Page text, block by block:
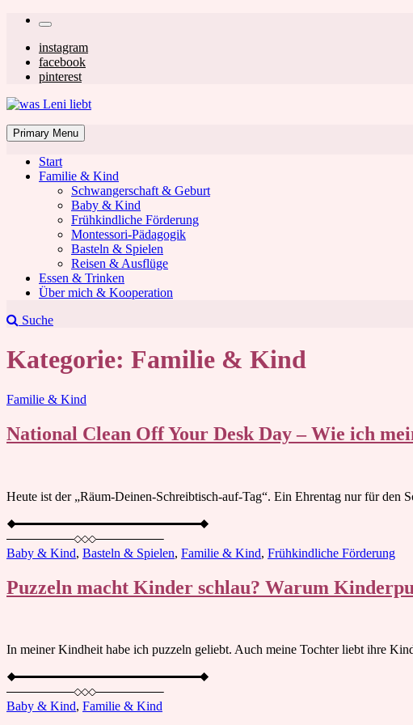
Skip
content
Secondary
left
navigation
Secondary
right
navigation
instagram
facebook
pinterest
was Leni liebt
Mom & Lifestyle Blog
Primary Menu
Start
Familie & Kind
Schwangerschaft & Geburt
Baby & Kind
Frühkindliche Förderung
Montessori-Pädagogik
Basteln & Spielen
Reisen & Ausflüge
Essen & Trinken
Über mich & Kooperation
Suche
Kategorie: Familie & Kind
Blog
Familie & Kind
National Clean Off Your Desk Day – Wie ich
Heute ist der „Räum-Deinen-Schreibtisch-auf-Tag“. Ein Ehrentag nur für
Baby & Kind, Basteln & Spielen, Familie & Kind, Frühkindliche Förderung
Puzzeln macht Kinder schlau? Warum
In meiner Kindheit habe ich puzzeln geliebt. Auch meine Tochter liebt ihre
Baby & Kind, Familie & Kind